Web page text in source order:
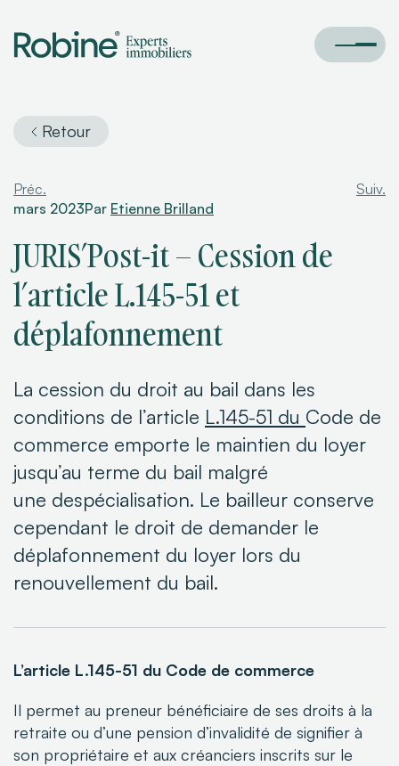
Retour
mars 2023Par Etienne Brilland
JURIS’Post-it – Cession de
l’article L.145-51 et
déplafonnement
La cession du droit au bail dans les
conditions de l’article L.145-51 du Code de
commerce emporte le maintien du loyer
jusqu’au terme du bail malgré
une despécialisation. Le bailleur conserve
cependant le droit de demander le
déplafonnement du loyer lors du
renouvellement du bail.
L’article L.145-51 du Code de commerce
Il permet au preneur bénéficiaire de ses droits à la
retraite ou d’une pension d’invalidité de signifier à
son propriétaire et aux créanciers inscrits sur le
Préc. Suiv.